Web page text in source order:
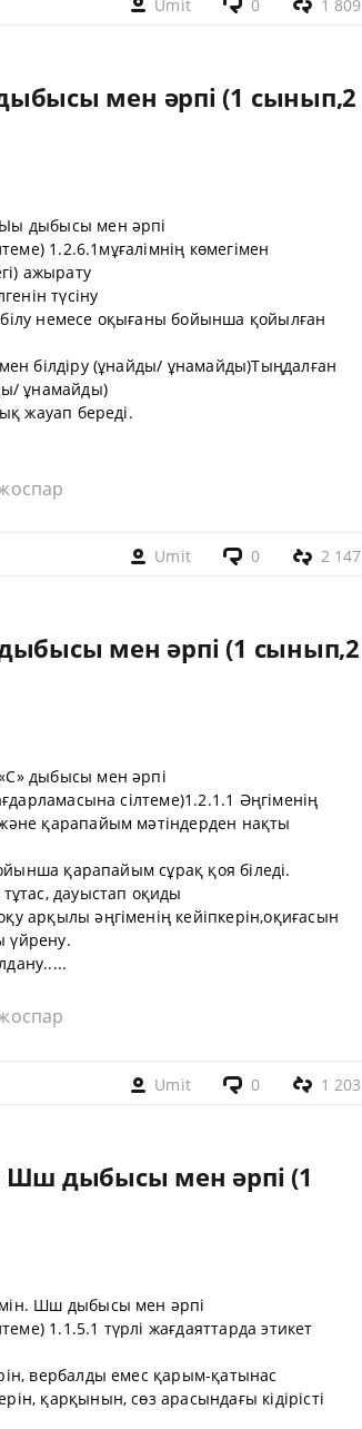
Umit 0 1 809
мен әрпі (1 сынып,2
дыбысы мен әрпі
1.2.6.1мұғалімнің көмегімен
ажырату
түсіну
немесе оқығаны бойынша қойылған
білдіру (ұнайды/ ұнамайды)Тыңдалған
ұнамайды)
жауап береді.
Umit 0 2 147
мен әрпі (1 сынып,2
дыбысы мен әрпі
сілтеме)1.2.1.1 Әңгіменің
қарапайым мәтіндерден нақты
қарапайым сұрақ қоя біледі.
дауыстап оқиды
арқылы әңгіменің кейіпкерін,оқиғасын
үйрену.
Umit 0 1 203
Шш дыбысы мен әрпі (1
Шш дыбысы мен әрпі
1.1.5.1 түрлі жағдаяттарда этикет
вербалды емес қарым-қатынас
қарқынын, сөз арасындағы кідірісті